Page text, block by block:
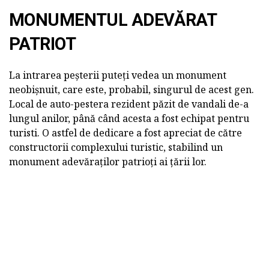
MONUMENTUL ADEVĂRAT
PATRIOT
La intrarea peșterii puteți vedea un monument
neobișnuit, care este, probabil, singurul de acest gen.
Local de auto-pestera rezident păzit de vandali de-a
lungul anilor, până când acesta a fost echipat pentru
turisti. O astfel de dedicare a fost apreciat de către
constructorii complexului turistic, stabilind un
monument adevăraților patrioți ai țării lor.